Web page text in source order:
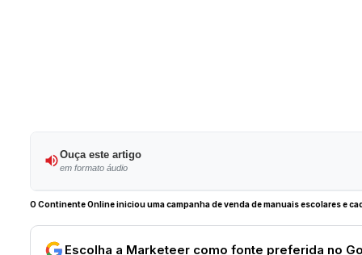
Ouça este artigo
em formato áudio
O Continente Online iniciou uma campanha de venda de manuais escolares e
Escolha a Marketeer como fonte preferida no